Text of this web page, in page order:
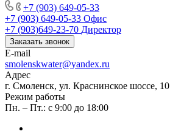
+7 (903) 649-05-33
+7 (903) 649-05-33 Офис
+7 (903)649-23-70 Директор
Заказать звонок
E-mail
smolenskwater@yandex.ru
Адрес
г. Смоленск, ул. Краснинское шоссе, 10
Режим работы
Пн. – Пт.: с 9:00 до 18:00